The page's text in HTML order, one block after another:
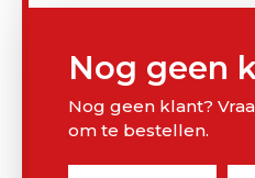
Nog geen
Nog geen klant?
om te bestellen.